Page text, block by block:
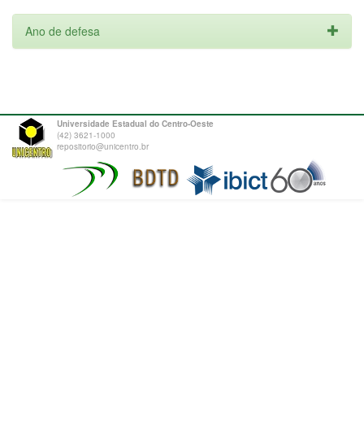
Ano de defesa
Universidade Estadual do Centro-Oeste
(42) 3621-1000
repositorio@unicentro.br